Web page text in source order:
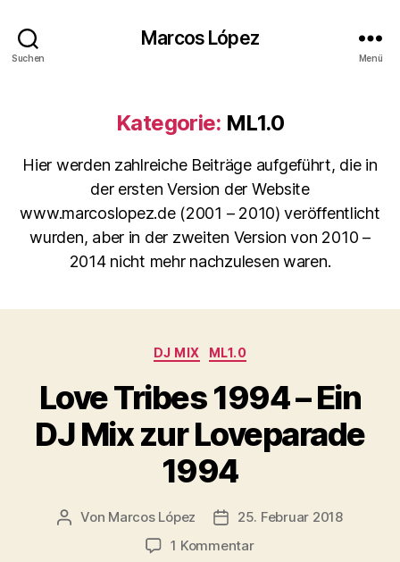
Suchen
Marcos López
Menü
Kategorie: ML1.0
Hier werden zahlreiche Beiträge aufgeführt, die in
der ersten Version der Website
www.marcoslopez.de (2001 – 2010) veröffentlicht
wurden, aber in der zweiten Version von 2010 –
2014 nicht mehr nachzulesen waren.
Kategorien
DJ MIX ML1.0
Love Tribes 1994 – Ein
DJ Mix zur Loveparade
1994
Beitragsautor
Von Marcos López Veröffentlichungsdatum
25. Februar 2018
1 Kommentarzu